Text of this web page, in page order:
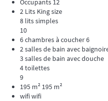
Occupants 12
2 Lits King size
8 lits simples
10
6 chambres à coucher6
2 salles de bain avec
3 salles de bain avec douche
4 toilettes
9
195 m² 195 m²
wifiwifi